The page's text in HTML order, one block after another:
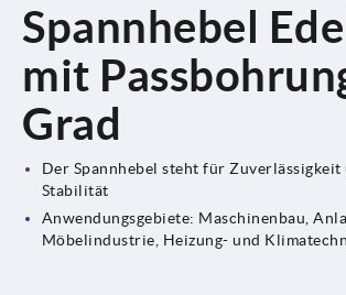
Spannhebel
mit
Grad
Der Spannhebel steht für Zuverlässigkeit
Stabilität
Anwendungsgebiete: Maschinenbau,
Möbelindustrie, Heizung- und